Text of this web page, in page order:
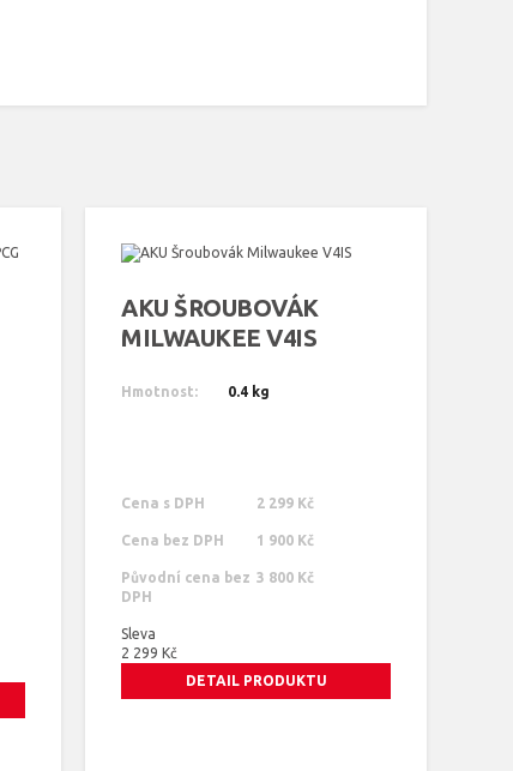
AKU ŠROUBOVÁK
MILWAUKEE V4IS
Hmotnost: 0.4 kg
Cena s DPH 2 299 Kč
Cena bez DPH 1 900 Kč
Původní cena bez
DPH
3 800 Kč
Sleva
2 299 Kč
DETAIL PRODUKTU